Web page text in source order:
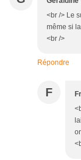
<br /> Le
même si
<br />
Répondre
F